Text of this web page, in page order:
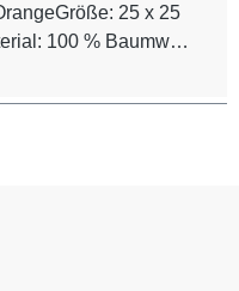
25 x 25
100 % Baumw…